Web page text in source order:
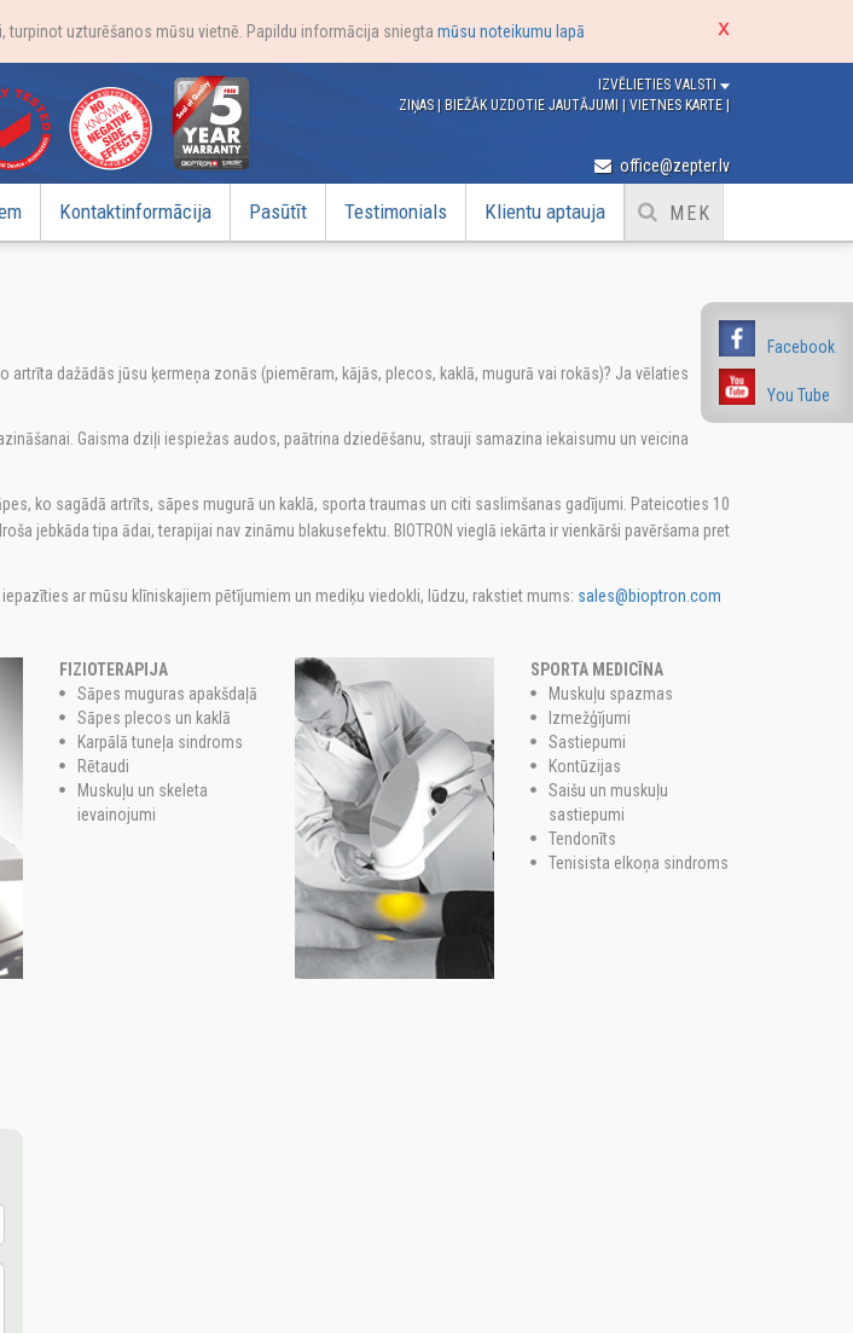
uzturēšanos mūsu vietnē. Papildu informācija sniegta mūsu noteikumu lapā
Facebook
You Tube
IZVĒLIETIES VALSTI
ZIŅAS | BIEŽĀK UZDOTIE JAUTĀJUMI | VIETNES KARTE |
office@zepter.lv
Kontaktinformācija Pasūtīt Testimonials Klientu aptauja
dažādās jūsu ķermeņa zonās (piemēram, kājās, plecos, kaklā, mugurā vai rokās)? Ja vēlaties
Gaisma dziļi iespiežas audos, paātrina dziedēšanu, strauji samazina iekaisumu un veicina
ko sagādā artrīts, sāpes mugurā un kaklā, sporta traumas un citi saslimšanas gadījumi. Pateicoties 10
jebkāda tipa ādai, terapijai nav zināmu blakusefektu. BIOTRON vieglā iekārta ir vienkārši pavēršama pret
ar mūsu klīniskajiem pētījumiem un mediķu viedokli, lūdzu, rakstiet mums: sales@bioptron.com
FIZIOTERAPIJA
Sāpes muguras apakšdaļā
Sāpes plecos un kaklā
Karpālā tuneļa sindroms
Rētaudi
Muskuļu un skeleta
ievainojumi
SPORTA MEDICĪNA
Muskuļu spazmas
Izmežģījumi
Sastiepumi
Kontūzijas
Saišu un muskuļu
sastiepumi
Tendonīts
Tenisista elkoņa sindroms